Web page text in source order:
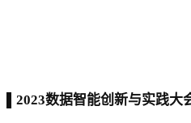
▌2023数据智能创新与实践大